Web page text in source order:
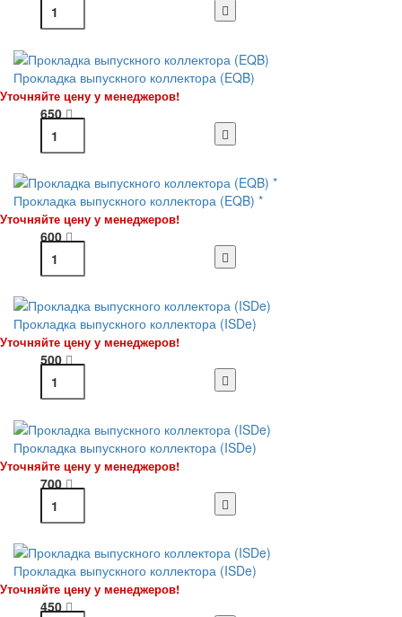
Прокладка выпускного коллектора (EQB)
Уточняйте цену у менеджеров!
650
Прокладка выпускного коллектора (EQB) *
Уточняйте цену у менеджеров!
600
Прокладка выпускного коллектора (ISDe)
Уточняйте цену у менеджеров!
500
Прокладка выпускного коллектора (ISDe)
Уточняйте цену у менеджеров!
700
Прокладка выпускного коллектора (ISDe)
Уточняйте цену у менеджеров!
450